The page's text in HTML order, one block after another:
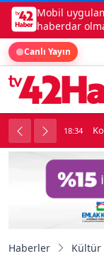
Mobil
haberdar
Canlı Yayın
18:34
Haberler Kültür